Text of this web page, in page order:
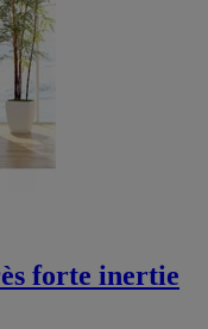
forte inertie